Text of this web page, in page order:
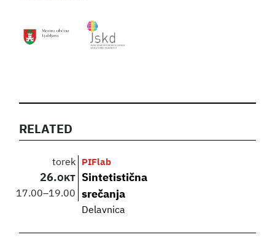
RELATED
torek
26.OKT
17.00–19.00
PIFlab
Sintetistična
srečanja
Delavnica